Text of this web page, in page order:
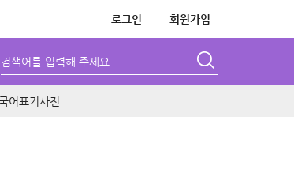
로그인 회원가입
검색어를 입력해 주세요
어표기사전